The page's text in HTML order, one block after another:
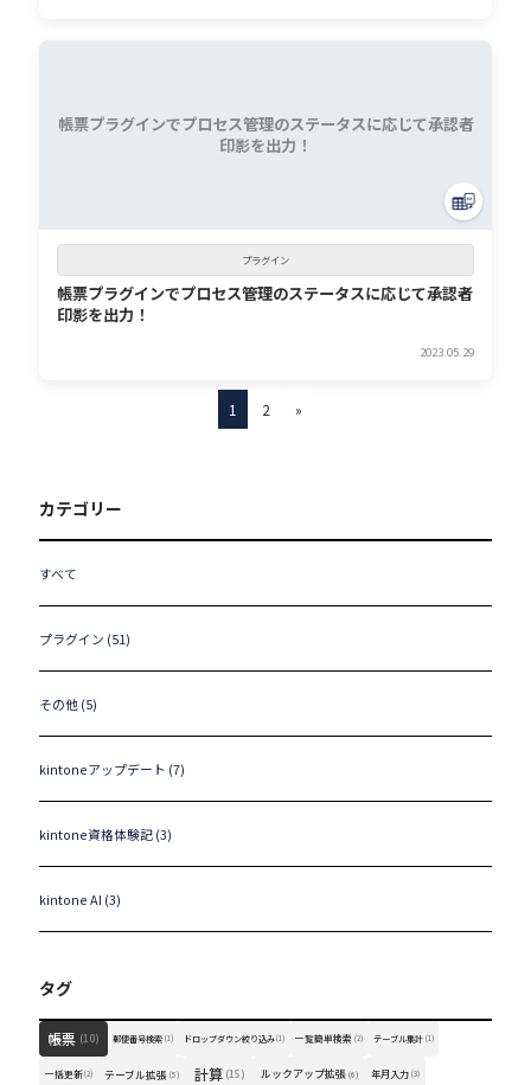
帳票プラグインでプロセス管理のステータスに応じて承認者
印影を出力！
プラグイン
帳票プラグインでプロセス管理のステータスに応じて承認者
印影を出力！
2023.05.29
1 2 »
カテゴリー
すべて
プラグイン (51)
その他 (5)
kintoneアップデート (7)
kintone資格体験記 (3)
kintone AI (3)
タグ
帳票 (10) 郵便番号検索 (1) ドロップダウン絞り込み(1) 一覧簡単検索 (2) テーブル集計 (1)
一括更新(2) テーブル拡張 (5) 計算 (15) ルックアップ拡張 (6) 年月入力 (3)